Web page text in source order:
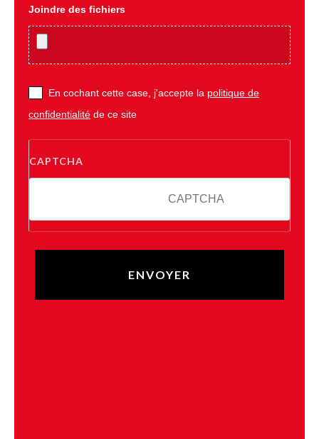
Joindre des fichiers
En cochant cette case, j'accepte la politique de
confidentialité de ce site
CAPTCHA